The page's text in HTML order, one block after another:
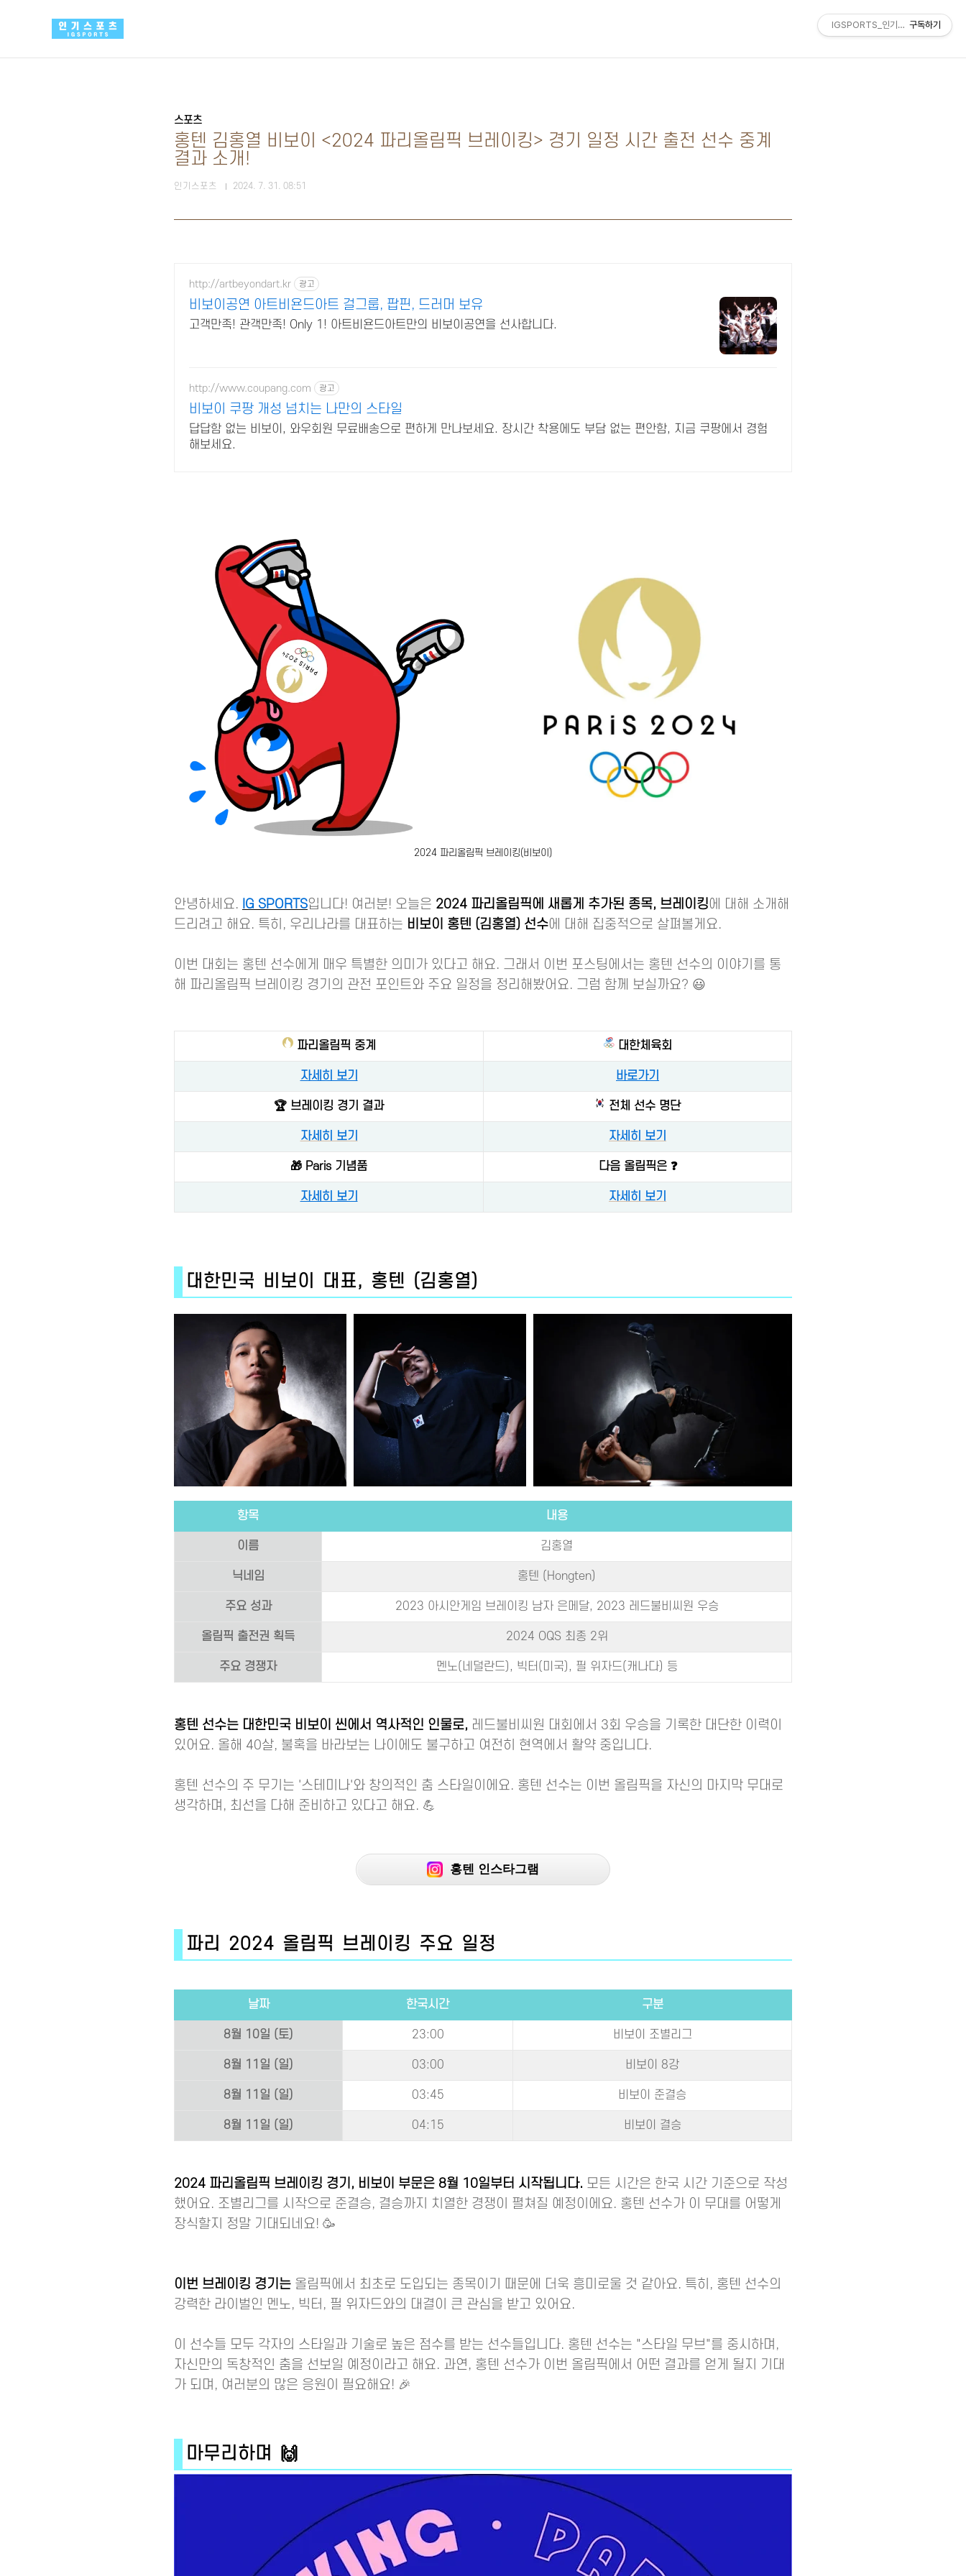
스포츠
홍텐 김홍열 비보이 <2024 파리올림픽 브레이킹> 경기 일정 시간 출전 선수 중계
결과 소개!
인기스포츠 2024. 7. 31. 08:51
http://artbeyondart.kr 광고
비보이공연 아트비욘드아트 걸그룹, 팝핀, 드러머 보유
고객만족! 관객만족! Only 1! 아트비욘드아트만의 비보이공연을 선사합니다.
http://www.coupang.com 광고
비보이 쿠팡 개성 넘치는 나만의 스타일
답답함 없는 비보이, 와우회원 무료배송으로 편하게 만나보세요. 장시간 착용에도 부담 없는 편안함, 지금 쿠팡에서 경험
해보세요.
2024 파리올림픽 브레이킹(비보이)
안녕하세요. IG SPORTS입니다! 여러분! 오늘은 2024 파리올림픽에 새롭게 추가된 종목, 브레이킹에 대해 소개해
드리려고 해요. 특히, 우리나라를 대표하는 비보이 홍텐 (김홍열) 선수에 대해 집중적으로 살펴볼게요.
이번 대회는 홍텐 선수에게 매우 특별한 의미가 있다고 해요. 그래서 이번 포스팅에서는 홍텐 선수의 이야기를 통
해 파리올림픽 브레이킹 경기의 관전 포인트와 주요 일정을 정리해봤어요. 그럼 함께 보실까요? 😃
파리올림픽 중계 대한체육회
자세히 보기 바로가기
🏆 브레이킹 경기 결과 전체 선수 명단
자세히 보기 자세히 보기
🎁 Paris 기념품 다음 올림픽은 ❓
자세히 보기 자세히 보기
대한민국 비보이 대표, 홍텐 (김홍열)
항목 내용
이름 김홍열
닉네임 홍텐 (Hongten)
주요 성과 2023 아시안게임 브레이킹 남자 은메달, 2023 레드불비씨원 우승
올림픽 출전권 획득 2024 OQS 최종 2위
주요 경쟁자 멘노(네덜란드), 빅터(미국), 필 위자드(캐나다) 등
홍텐 선수는 대한민국 비보이 씬에서 역사적인 인물로, 레드불비씨원 대회에서 3회 우승을 기록한 대단한 이력이
있어요. 올해 40살, 불혹을 바라보는 나이에도 불구하고 여전히 현역에서 활약 중입니다.
홍텐 선수의 주 무기는 '스테미나'와 창의적인 춤 스타일이에요. 홍텐 선수는 이번 올림픽을 자신의 마지막 무대로
생각하며, 최선을 다해 준비하고 있다고 해요. 💪
홍텐 인스타그램
파리 2024 올림픽 브레이킹 주요 일정
날짜 한국시간 구분
8월 10일 (토) 23:00 비보이 조별리그
8월 11일 (일) 03:00 비보이 8강
8월 11일 (일) 03:45 비보이 준결승
8월 11일 (일) 04:15 비보이 결승
2024 파리올림픽 브레이킹 경기, 비보이 부문은 8월 10일부터 시작됩니다. 모든 시간은 한국 시간 기준으로 작성
했어요. 조별리그를 시작으로 준결승, 결승까지 치열한 경쟁이 펼쳐질 예정이에요. 홍텐 선수가 이 무대를 어떻게
장식할지 정말 기대되네요! 🥳
이번 브레이킹 경기는 올림픽에서 최초로 도입되는 종목이기 때문에 더욱 흥미로울 것 같아요. 특히, 홍텐 선수의
강력한 라이벌인 멘노, 빅터, 필 위자드와의 대결이 큰 관심을 받고 있어요.
이 선수들 모두 각자의 스타일과 기술로 높은 점수를 받는 선수들입니다. 홍텐 선수는 "스타일 무브"를 중시하며,
자신만의 독창적인 춤을 선보일 예정이라고 해요. 과연, 홍텐 선수가 이번 올림픽에서 어떤 결과를 얻게 될지 기대
가 되며, 여러분의 많은 응원이 필요해요! 🎉
마무리하며 🙌
IGSPORTS_인기스포츠구독하기